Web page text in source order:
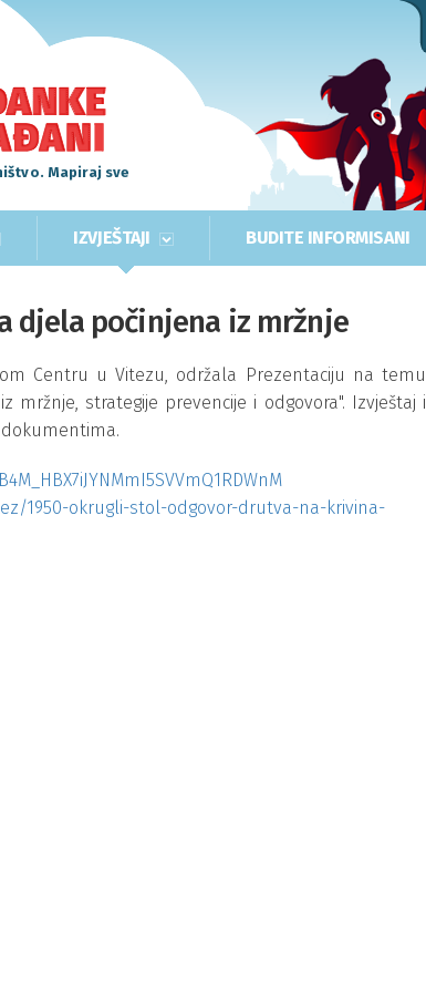
Mapiraj sve
IZVJEŠTAJI BUDITE INFORMISANI
djela počinjena iz mržnje
Centru u Vitezu, održala Prezentaciju na temu
mržnje, strategije prevencije i odgovora". Izvještaj i
1950-okrugli-stol-odgovor-drutva-na-krivina-